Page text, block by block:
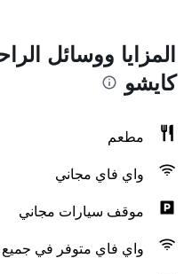
المزايا ووسائل
كايشو
مطعم
واي فاي مجاني
موقف سيارات مجاني
واي فاي متوفر في جميع